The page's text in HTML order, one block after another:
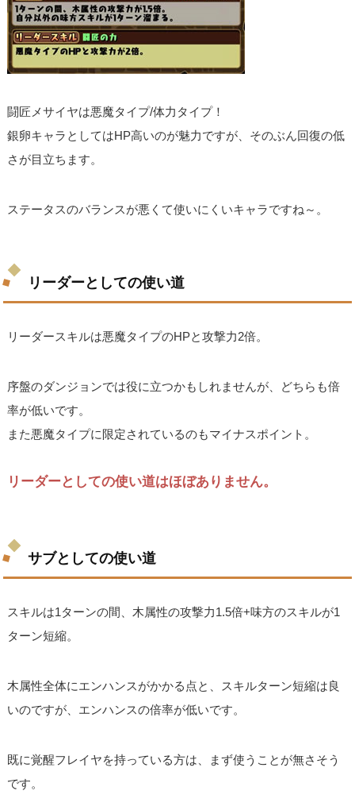
闘匠メサイヤは悪魔タイプ/体力タイプ！
銀卵キャラとしてはHP高いのが魅力ですが、そのぶん回復の低
さが目立ちます。
ステータスのバランスが悪くて使いにくいキャラですね～。
リーダーとしての使い道
リーダースキルは悪魔タイプのHPと攻撃力2倍。
序盤のダンジョンでは役に立つかもしれませんが、どちらも倍
率が低いです。
また悪魔タイプに限定されているのもマイナスポイント。
リーダーとしての使い道はほぼありません。
サブとしての使い道
スキルは1ターンの間、木属性の攻撃力1.5倍+味方のスキルが1
ターン短縮。
木属性全体にエンハンスがかかる点と、スキルターン短縮は良
いのですが、エンハンスの倍率が低いです。
既に覚醒フレイヤを持っている方は、まず使うことが無さそう
です。